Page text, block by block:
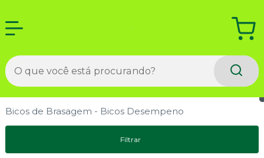
Bicos de Brasagem - Bicos Desempeno
Filtrar